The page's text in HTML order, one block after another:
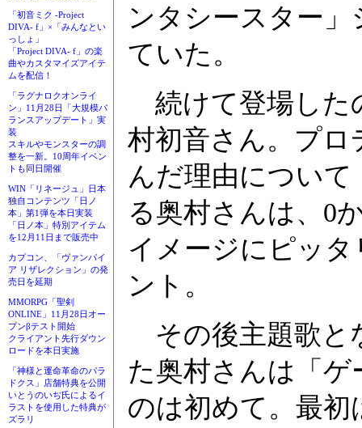
「初音ミク -Project
DIVA- f」×「みんなとい
っしょ」
「Project DIVA- f」の楽
曲やカスタマイズアイテ
ムを配信！
「ラグナロクオンライ
ン」11月28日「大規模バ
ランスアップデート」実
装
スキルやモンスターの調
整を一新。10周年イベン
トも同日開催
WIN「リネージュ」日本
独自コンテンツ「日ノ
本」第1弾を本日実装
「日ノ本」特別アイテム
を12月11日まで販売中
カプコン、「ヴァンパイ
ア リザレクション」の発
売日を延期
MMORPG「聖剣
ONLINE」11月28日オー
プンβテスト開始
クライアント先行ダウン
ロードを本日実施
「神様と運命革命のパラ
ドクス」店舗特典を公開
いとうのいぢ氏によるイ
ラストを使用した特典が
ズラリ
ンタシースター
ていた。
続けて登場した
村初音さん。プロ
んだ理由につい
る奥村さんは、0
イメージにピッ
ント。
その後主題歌と
た奥村さんは「
のは初めて。最